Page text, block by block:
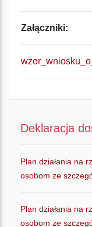
Załączniki:
Deklaracja
Plan działania na
osobom ze
Plan działania na
osobom ze